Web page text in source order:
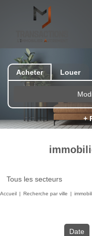
Acheter Louer
+
Tous les secteurs
Accueil Recherche par ville
Date